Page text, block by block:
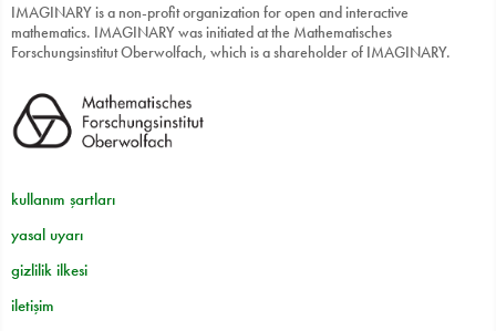
IMAGINARY is a non-profit organization for open and interactive
mathematics. IMAGINARY was initiated at the Mathematisches
Forschungsinstitut Oberwolfach, which is a shareholder of IMAGINARY.
kullanım şartları
yasal uyarı
gizlilik ilkesi
iletişim